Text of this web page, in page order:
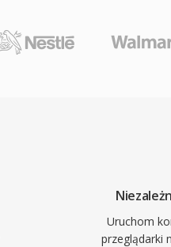
Uruchom
przeglądarki